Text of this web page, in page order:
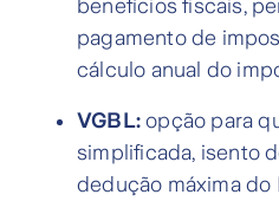
benefícios fiscais,
pagamento de
cálculo anual do
VGBL: opção para
simplificada, isento
dedução máxima do